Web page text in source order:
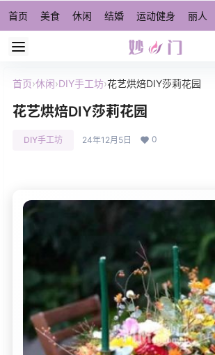
首页 美食 休闲 结婚 运动健身 丽人
首页›休闲›DIY手工坊›花艺烘焙DIY莎莉花园
花艺烘焙DIY莎莉花园
DIY手工坊 24年12月5日 0